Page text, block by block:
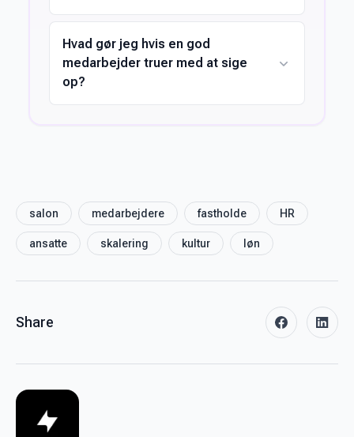
Hvad gør jeg hvis en god
medarbejder truer med at sige
op?
salon medarbejdere fastholde HR
ansatte skalering kultur løn
Share
facebook